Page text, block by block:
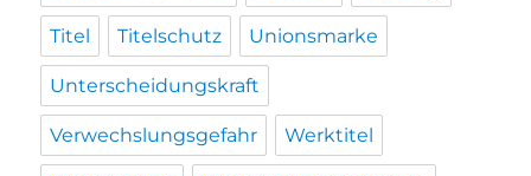
Titel Titelschutz Unionsmarke
Unterscheidungskraft
Verwechslungsgefahr Werktitel